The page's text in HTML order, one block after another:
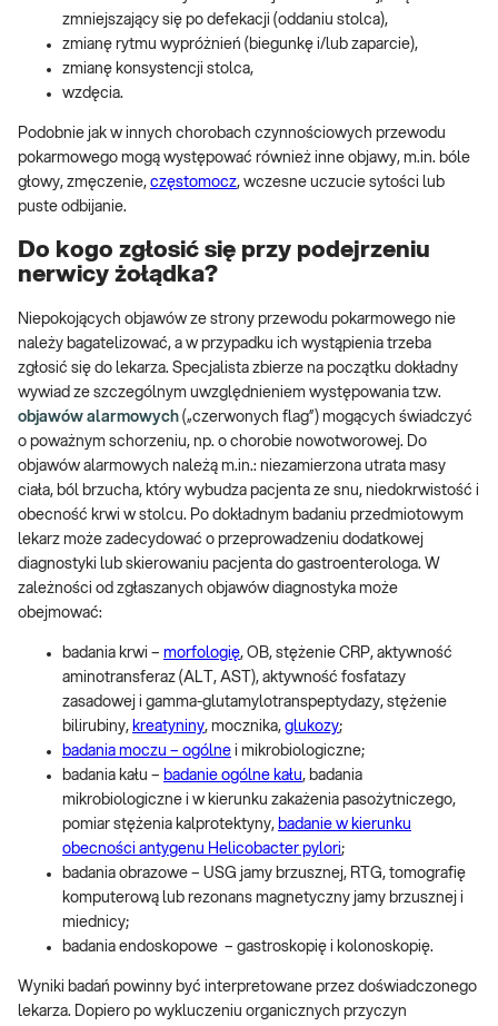
zmniejszający się po defekacji (oddaniu stolca),
zmianę rytmu wypróżnień (biegunkę i/lub zaparcie),
zmianę konsystencji stolca,
wzdęcia.
Podobnie jak w innych chorobach czynnościowych przewodu
pokarmowego mogą występować również inne objawy, m.in. bóle
głowy, zmęczenie, częstomocz, wczesne uczucie sytości lub
puste odbijanie.
Do kogo zgłosić się przy podejrzeniu
nerwicy żołądka?
Niepokojących objawów ze strony przewodu pokarmowego nie
należy bagatelizować, a w przypadku ich wystąpienia trzeba
zgłosić się do lekarza. Specjalista zbierze na początku dokładny
wywiad ze szczególnym uwzględnieniem występowania tzw.
objawów alarmowych („czerwonych flag”) mogących świadczyć
o poważnym schorzeniu, np. o chorobie nowotworowej. Do
objawów alarmowych należą m.in.: niezamierzona utrata masy
ciała, ból brzucha, który wybudza pacjenta ze snu, niedokrwistość i
obecność krwi w stolcu. Po dokładnym badaniu przedmiotowym
lekarz może zadecydować o przeprowadzeniu dodatkowej
diagnostyki lub skierowaniu pacjenta do gastroenterologa. W
zależności od zgłaszanych objawów diagnostyka może
obejmować:
badania krwi – morfologię, OB, stężenie CRP, aktywność
aminotransferaz (ALT, AST), aktywność fosfatazy
zasadowej i gamma-glutamylotranspeptydazy, stężenie
bilirubiny, kreatyniny, mocznika, glukozy;
badania moczu – ogólne i mikrobiologiczne;
badania kału – badanie ogólne kału, badania
mikrobiologiczne i w kierunku zakażenia pasożytniczego,
pomiar stężenia kalprotektyny, badanie w kierunku
obecności antygenu Helicobacter pylori;
badania obrazowe – USG jamy brzusznej, RTG, tomografię
komputerową lub rezonans magnetyczny jamy brzusznej i
miednicy;
badania endoskopowe – gastroskopię i kolonoskopię.
Wyniki badań powinny być interpretowane przez doświadczonego
lekarza. Dopiero po wykluczeniu organicznych przyczyn